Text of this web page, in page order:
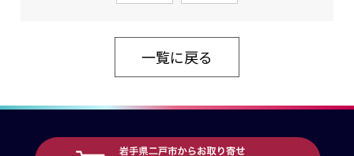
一覧に戻る